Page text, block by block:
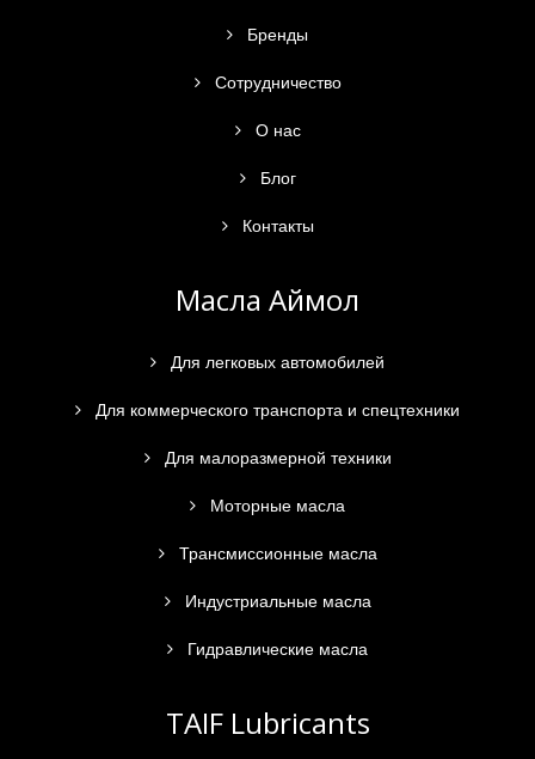
Бренды
Сотрудничество
О нас
Блог
Контакты
Масла Аймол
Для легковых автомобилей
Для коммерческого транспорта и спецтехники
Для малоразмерной техники
Моторные масла
Трансмиссионные масла
Индустриальные масла
Гидравлические масла
TAIF Lubricants